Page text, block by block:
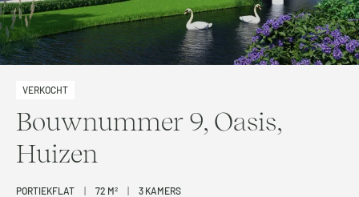
VERKOCHT
Bouwnummer 9, Oasis,
Huizen
PORTIEKFLAT 72 M2 3 KAMERS